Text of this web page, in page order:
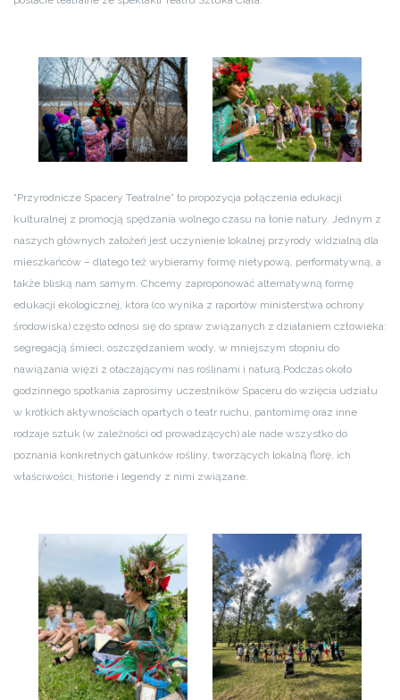
“Przyrodnicze Spacery Teatralne” to propozycja połączenia edukacji
kulturalnej z promocją spędzania wolnego czasu na łonie natury. Jednym z
naszych głównych założeń jest uczynienie lokalnej przyrody widzialną dla
mieszkańców – dlatego też wybieramy formę nietypową, performatywną, a
także bliską nam samym. Chcemy zaproponować alternatywną formę
edukacji ekologicznej, która (co wynika z raportów ministerstwa ochrony
środowiska) często odnosi się do spraw związanych z działaniem człowieka:
segregacją śmieci, oszczędzaniem wody, w mniejszym stopniu do
nawiązania więzi z otaczającymi nas roślinami i naturą.Podczas około
godzinnego spotkania zaprosimy uczestników Spaceru do wzięcia udziału
w krótkich aktywnościach opartych o teatr ruchu, pantomimę oraz inne
rodzaje sztuk (w zależności od prowadzących) ale nade wszystko do
poznania konkretnych gatunków rośliny, tworzących lokalną florę, ich
właściwości, historie i legendy z nimi związane.